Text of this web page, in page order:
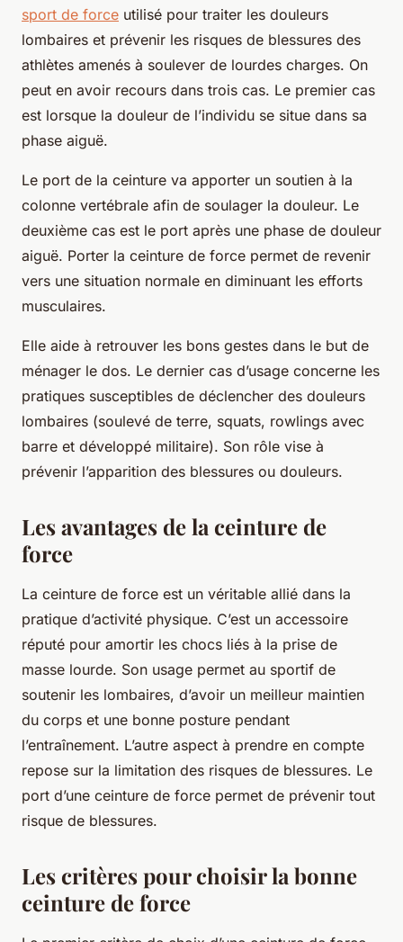
sport de force utilisé pour traiter les douleurs
lombaires et prévenir les risques de blessures des
athlètes amenés à soulever de lourdes charges. On
peut en avoir recours dans trois cas. Le premier cas
est lorsque la douleur de l’individu se situe dans sa
phase aiguë.
Le port de la ceinture va apporter un soutien à la
colonne vertébrale afin de soulager la douleur. Le
deuxième cas est le port après une phase de douleur
aiguë. Porter la ceinture de force permet de revenir
vers une situation normale en diminuant les efforts
musculaires.
Elle aide à retrouver les bons gestes dans le but de
ménager le dos. Le dernier cas d’usage concerne les
pratiques susceptibles de déclencher des douleurs
lombaires (soulevé de terre, squats, rowlings avec
barre et développé militaire). Son rôle vise à
prévenir l’apparition des blessures ou douleurs.
Les avantages de la ceinture de
force
La ceinture de force est un véritable allié dans la
pratique d’activité physique. C’est un accessoire
réputé pour amortir les chocs liés à la prise de
masse lourde. Son usage permet au sportif de
soutenir les lombaires, d’avoir un meilleur maintien
du corps et une bonne posture pendant
l’entraînement. L’autre aspect à prendre en compte
repose sur la limitation des risques de blessures. Le
port d’une ceinture de force permet de prévenir tout
risque de blessures.
Les critères pour choisir la bonne
ceinture de force